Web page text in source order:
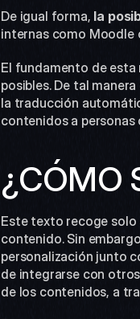
De igual forma, la
internas como Moodle
El fundamento de esta
posibles. De tal
la traducción
contenidos a
¿CÓMO
Este texto recoge solo
contenido. Sin
personalización junto
de integrarse con
de los contenidos, a